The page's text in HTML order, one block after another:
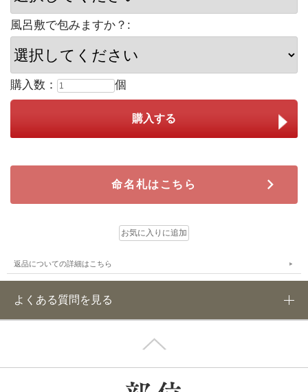
風呂敷で包みますか？:
購入数： 個
命名札はこちら
返品についての詳細はこちら
よくある質問を見る